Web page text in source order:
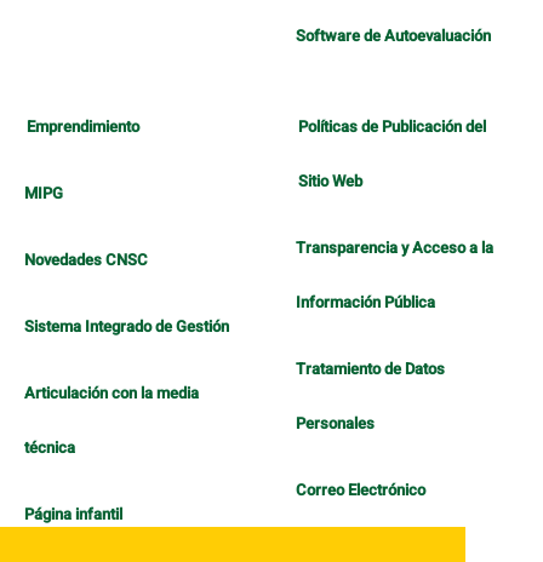
Software de Autoevaluación
Emprendimiento
MIPG
Novedades CNSC
Sistema Integrado de Gestión
Articulación con la media
técnica
Página infantil
Políticas de Publicación del
Sitio Web
Transparencia y Acceso a la
Información Pública
Tratamiento de Datos
Personales
Correo Electrónico